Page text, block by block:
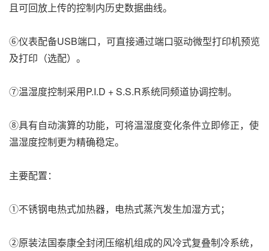
且可回放上传的控制内历史数据曲线。
⑥仪表配备USB端口，可直接通过端口驱动微型打印机预览
及打印（选配）。
⑦温湿度控制采用P.I.D + S.S.R系统同频道协调控制。
⑧具有自动演算的功能，可将温湿度变化条件立即修正，使
温湿度控制更为精确稳定。
主要配置：
①不锈钢电热式加热器，电热式蒸汽发生加湿方式；
②原装法国泰康全封闭压缩机组成的风冷式复叠制冷系统，